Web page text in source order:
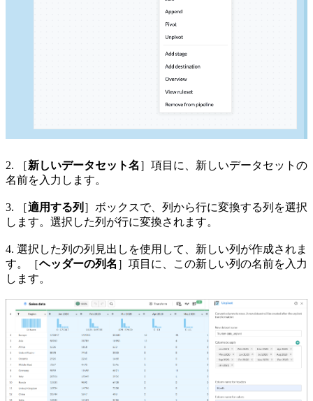
2. ［新しいデータセット名 ］項目に、新しいデータセットの
名前を入力します。
3. ［適用する列 ］ボックスで、列から行に変換する列を選択
します。選択した列が行に変換されます。
4. 選択した列の列見出しを使用して、新しい列が作成されま
す。［ヘッダーの列名 ］項目に、この新しい列の名前を入力
します。